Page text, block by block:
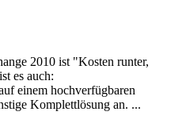
2010 ist "Kosten runter,
es auch:
einem hochverfügbaren
Komplettlösung an. ...